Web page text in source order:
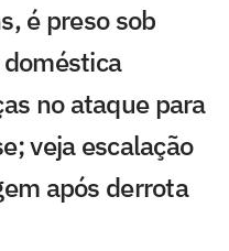
é preso sob
no ataque para
veja escalação
após derrota